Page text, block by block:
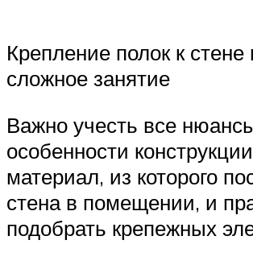
Крепление полок к
сложное занятие
Важно учесть все
особенности
материал, из которого
стена в помещении, и
подобрать крепежных